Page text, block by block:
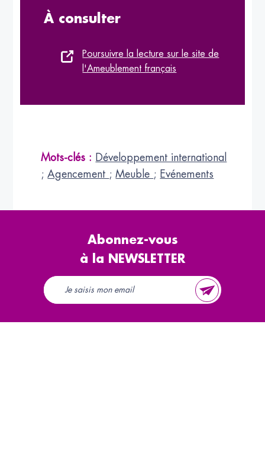
À consulter
Poursuivre la lecture sur le site de
l'Ameublement français
Mots-clés : Développement international
;Agencement ;Meuble ; Evénements
Abonnez-vous
à la NEWSLETTER